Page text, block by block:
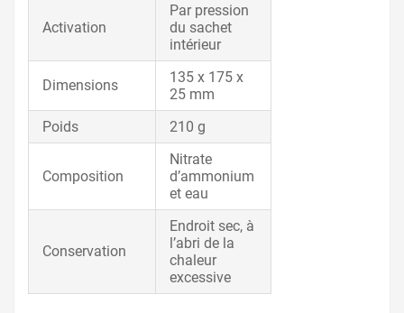
Activation
Par pression
du sachet
intérieur
Dimensions
135 x 175 x
25 mm
Poids
210 g
Composition
Nitrate
d’ammonium
et eau
Conservation
Endroit sec, à
l’abri de la
chaleur
excessive